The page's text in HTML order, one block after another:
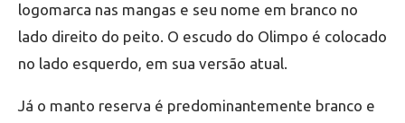
logomarca nas mangas e seu nome em branco no
lado direito do peito. O escudo do Olimpo é colocado
no lado esquerdo, em sua versão atual.
Já o manto reserva é predominantemente branco e